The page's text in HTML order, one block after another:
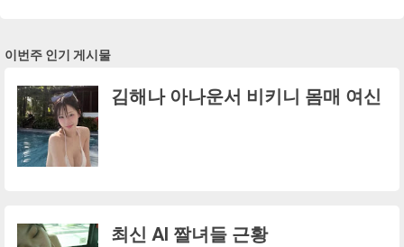
이번주 인기 게시물
김해나 아나운서 비키니 몸매 여신
최신 AI 짤녀들 근황